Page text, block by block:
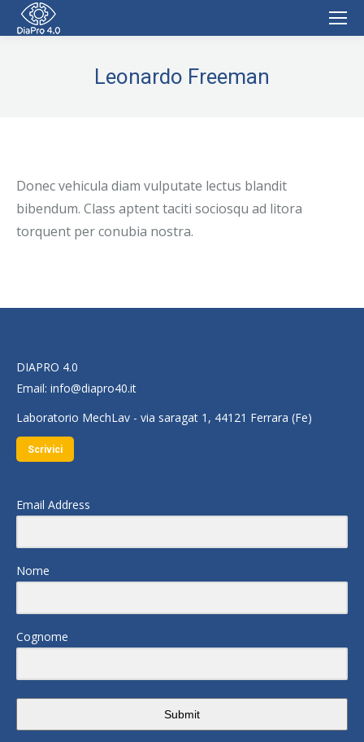
Leonardo Freeman
Donec vehicula diam vulputate lectus blandit
bibendum. Class aptent taciti sociosqu ad litora
torquent per conubia nostra.
DIAPRO 4.0
Email: info@diapro40.it
Laboratorio MechLav - via saragat 1, 44121 Ferrara (Fe)
Scrivici
Email Address
Nome
Cognome
Submit